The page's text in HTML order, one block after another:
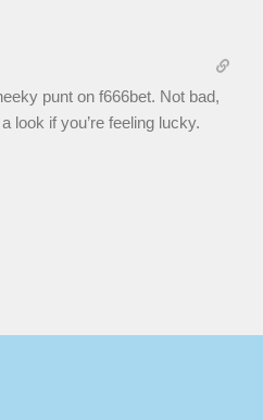
punt on f666bet. Not bad,
look if you’re feeling lucky.